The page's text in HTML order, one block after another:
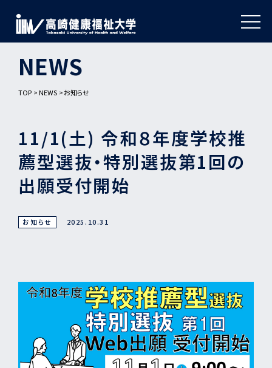
NEWS
TOP NEWS お知らせ
11/1(土) 令和８年度学校推
薦型選抜・特別選抜第1回の
出願受付開始
お知らせ 2025.10.31